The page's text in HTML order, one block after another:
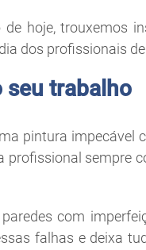
de hoje, trouxemos
dos profissionais
seu trabalho
pintura impecável
profissional sempre
com
falhas e deixa